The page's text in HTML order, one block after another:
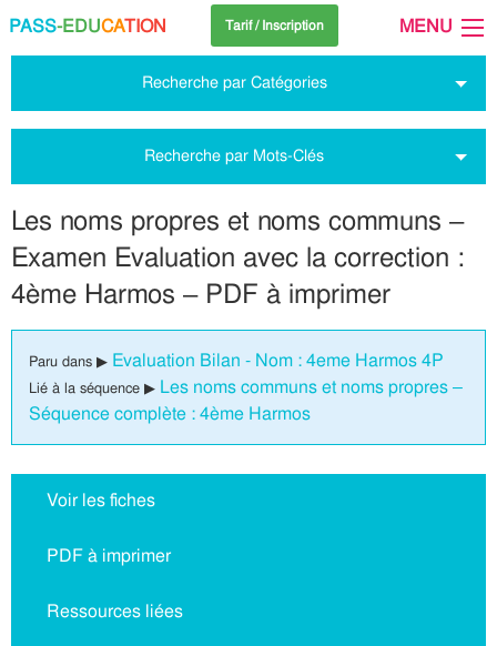
PASS-EDUCATION Tarif / Inscription MENU
Recherche par Catégories
Recherche par Mots-Clés
Les noms propres et noms communs –
Examen Evaluation avec la correction :
4ème Harmos – PDF à imprimer
Paru dans ▶ Evaluation Bilan - Nom : 4eme Harmos 4P
Lié à la séquence ▶ Les noms communs et noms propres –
Séquence complète : 4ème Harmos
Voir les fiches
PDF à imprimer
Ressources liées